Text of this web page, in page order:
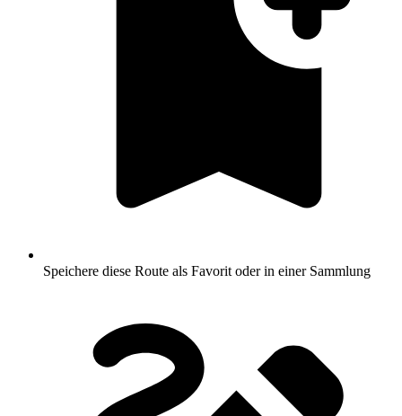
Speichere diese Route als Favorit oder in einer Sammlung